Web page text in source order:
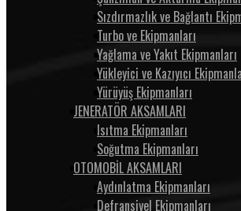
Sızdırmazlık ve Bağlantı
Turbo ve Ekipmanları
Yağlama ve Yakıt Ekipmanları
Yükleyici ve Kazıyıcı
Yürüyüş Ekipmanları
JENERATÖR AKSAMLARI
Isıtma Ekipmanları
Soğutma Ekipmanları
OTOMOBİL AKSAMLARI
Aydınlatma Ekipmanları
Defransiyel Ekipmanları